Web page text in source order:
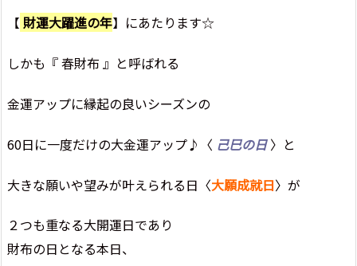
【 財運大躍進の年】にあたります☆
しかも『 春財布 』と呼ばれる
金運アップに縁起の良いシーズンの
60日に一度だけの大金運アップ♪〈 己巳の日〉と
大きな願いや望みが叶えられる日〈大願成就日〉が
２つも重なる大開運日であり
財布の日となる本日、